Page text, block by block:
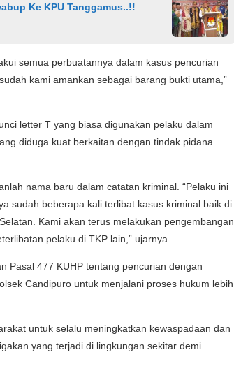
Ke KPU Tanggamus..!!
semua perbuatannya dalam kasus pencurian
kami amankan sebagai barang bukti utama,”
letter T yang biasa digunakan pelaku dalam
diduga kuat berkaitan dengan tindak pidana
nama baru dalam catatan kriminal. “Pelaku ini
sudah beberapa kali terlibat kasus kriminal baik di
Kami akan terus melakukan pengembangan
pelaku di TKP lain,” ujarnya.
Pasal 477 KUHP tentang pencurian dengan
Candipuro untuk menjalani proses hukum lebih
untuk selalu meningkatkan kewaspadaan dan
yang terjadi di lingkungan sekitar demi